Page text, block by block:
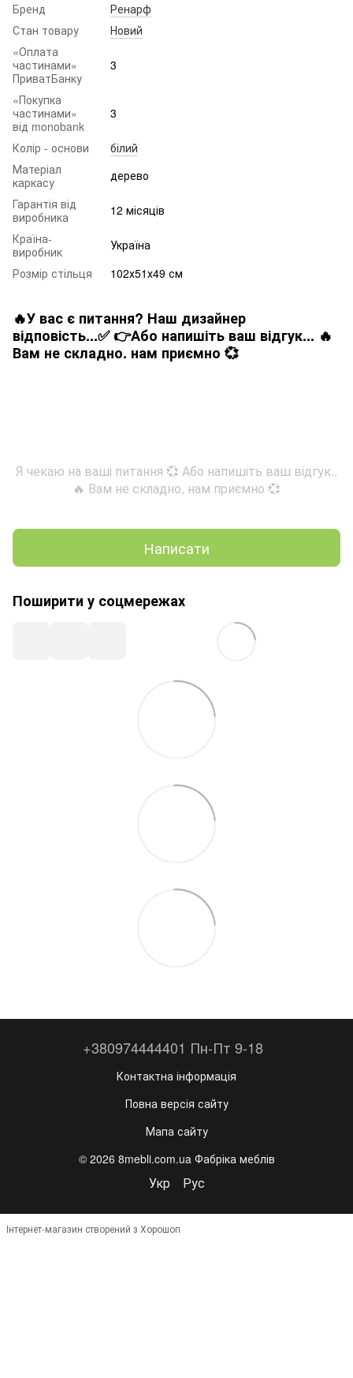
Бренд
Ренарф
Стан товару
Новий
«Оплата
частинами»
ПриватБанку
3
«Покупка
частинами»
від monobank
3
Колір - основи
білий
Матеріал
каркасу
дерево
Гарантія від
виробника
12 місяців
Країна-
виробник
Україна
Розмір стільця
102х51х49 см
🔥У вас є питання? Наш дизайнер
відповість...✅ 👉Або напишіть ваш відгук... 🔥
Вам не складно. нам приємно 💞
Я чекаю на ваші питання 💞 Або напишіть ваш відгук..
🔥 Вам не складно, нам приємно 💞
Написати
Поширити у соцмережах
+380974444401 Пн-Пт 9-18
Контактна інформація
Повна версія сайту
Мапа сайту
© 2026 8mebli.com.ua Фабріка меблів
Укр Рус
Інтернет-магазин створений з Хорошоп